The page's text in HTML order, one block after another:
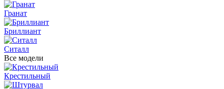
Гранат
Бриллиант
Ситалл
Все модели
Крестильный